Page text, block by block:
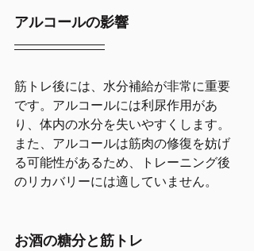
アルコールの影響
筋トレ後には、水分補給が非常に重要
です。アルコールには利尿作用があ
り、体内の水分を失いやすくします。
また、アルコールは筋肉の修復を妨げ
る可能性があるため、トレーニング後
のリカバリーには適していません。
お酒の糖分と筋トレ